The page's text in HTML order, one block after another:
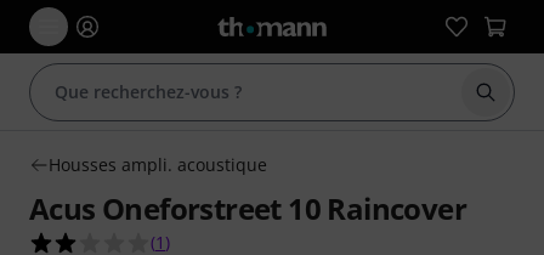
Housses ampli. acoustique
Acus Oneforstreet 10 Raincover
2.0 étoiles sur 5 d'après 1 évaluations clients
(1 )